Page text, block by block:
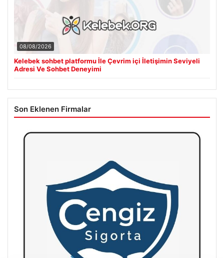
08/08/2026
Kelebek sohbet platformu İle Çevrim içi İletişimin Seviyeli
Adresi Ve Sohbet Deneyimi
Son Eklenen Firmalar